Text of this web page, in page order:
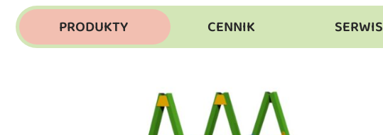
PRODUKTY CENNIK SERWIS